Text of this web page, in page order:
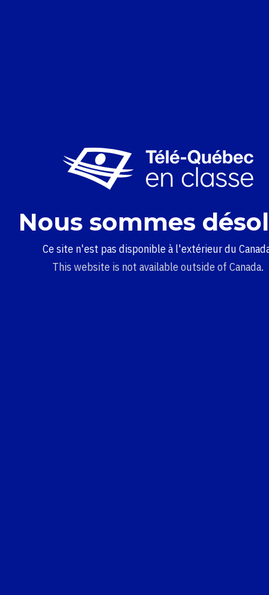
Nous sommes
Ce site n'est pas disponible à l'extérieur du
This website is not available outside of Canada.